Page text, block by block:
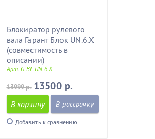
Блокиратор рулевого
вала Гарант Блок UN.6.X
(совместимость в
описании)
Арт. G.BL.UN.6.X
13999 р. 13500 р.
В корзину В рассрочку
Добавить к сравнению